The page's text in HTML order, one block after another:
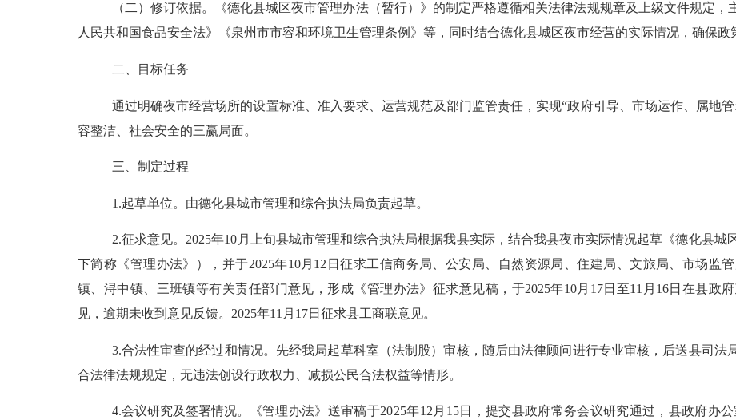
（二）修订依据。
《德化县城区夜市管理办法（暂行）》的制定严格遵循相关法律法规规章及上级文件规定
人民共和国食品安全法》《泉州市市容和环境卫生管理条例》等，同时结合德化县城区夜市经营的实际情况，确保政
二、 目标任务
通过明确夜市经营场所的设置标准、准入要求、运营规范及部门监管责任，实现“政府引导、市场运作、属地
容整洁、社会安全的三赢局面。
三、 制定过程
1.起草单位。由德化县城市管理和综合执法局负责起草。
2.征求意见。 2025年10月上旬县城市管理和综合执法局根据我县实际，结合我县夜市实际情况起草《德化县
下简称《管理办法》），并于2025年10月12日征求工信商务局、公安局、自然资源局、住建局、文旅局、市场监
镇、浔中镇、三班镇等有关责任部门意见，形成《管理办法》征求意见稿，于2025年10月17日至11月16日在县政
见，逾期未收到意见反馈。2025年11月17日征求县工商联意见。
3.合法性审查的经过和情况。 先经我局起草科室（法制股）审核，随后由法律顾问进行专业审核，后送县司法
合法律法规规定，无违法创设行政权力、减损公民合法权益等情形。
4.会议研究及签署情况。 《管理办法》送审稿于2025年12月15日，提交县政府常务会议研究通过，县政府办公